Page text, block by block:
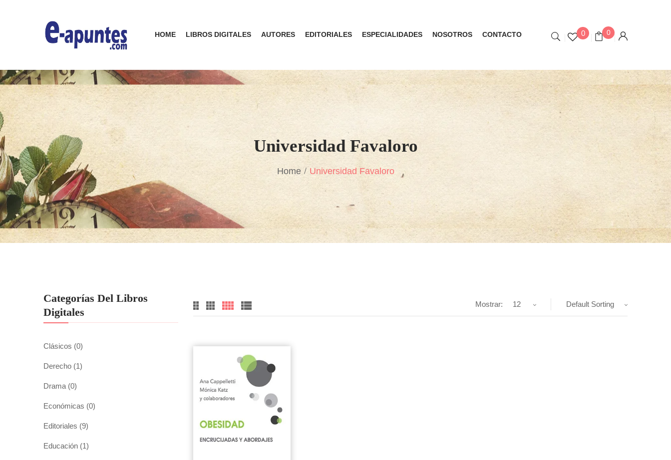
HOME LIBROS DIGITALES AUTORES EDITORIALES ESPECIALIDADES NOSOTROS CONTACTO 0 0
Universidad Favaloro
Home Universidad Favaloro
Categorías Del Libros
Digitales
Clásicos (0)
Derecho (1)
Drama (0)
Económicas (0)
Editoriales (9)
Educación (1)
Default Sorting
Mostrar: 12